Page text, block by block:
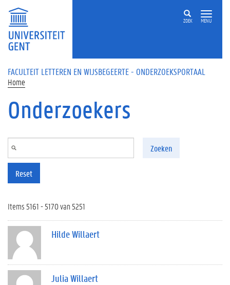
Overslaan en naar de inhoud gaan
ZOEK MENU
FACULTEIT LETTEREN EN WIJSBEGEERTE - ONDERZOEKSPORTAAL
Home
Onderzoekers
Zoeken
Reset
Items 5161 - 5170 van 5251
Hilde Willaert
Julia Willaert